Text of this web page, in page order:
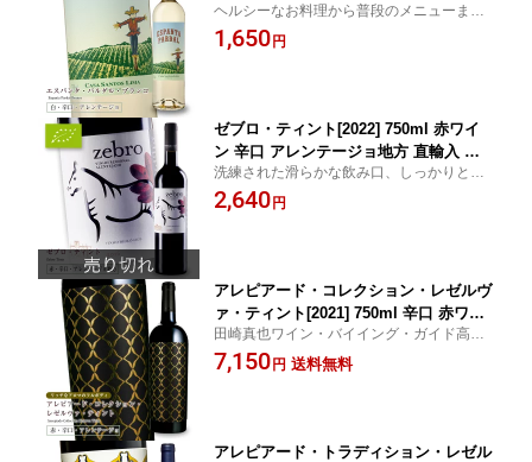
方 直輸入 ポルトガルワイン
ヘルシーなお料理から普段のメニューまで
毎日の食事に合わせやすい辛口白
1,650 円
ゼブロ・ティント[2022] 750ml 赤ワイ
ン 辛口 アレンテージョ地方 直輸入 ポ
ルトガルワイン
洗練された滑らかな飲み口、しっかりとし
たタンニン
2,640 円
アレピアード・コレクション・レゼルヴ
ァ・ティント[2021] 750ml 辛口 赤ワイ
ン フルボディ アレンテージョ地方 ギフ
トに最適 個性的ラベル 直輸入 ポルトガ
田崎真也ワイン・バイイング・ガイド高得
点取得ワイン！宝石のような美しいボトル
の果実味あふれる、濃厚辛口赤フルボディ
7,150 円 送料無料
アレピアード・トラディション・レゼル